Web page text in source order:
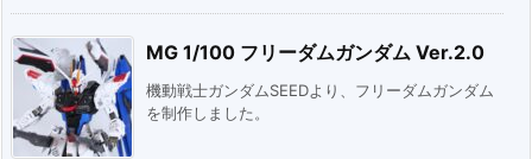
MG 1/100 フリーダムガンダム Ver.2.0
機動戦士ガンダムSEEDより、フリーダムガンダム
を制作しました。